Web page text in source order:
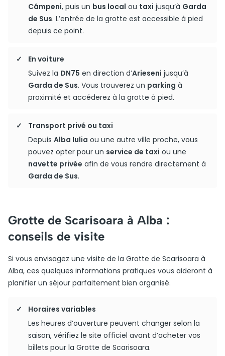
Câmpeni, puis un bus local ou taxi jusqu’à Garda
de Sus. L’entrée de la grotte est accessible à pied
depuis ce point.
En voiture
Suivez la DN75 en direction d’Arieseni jusqu’à
Garda de Sus. Vous trouverez un parking à
proximité et accéderez à la grotte à pied.
Transport privé ou taxi
Depuis Alba Iulia ou une autre ville proche, vous
pouvez opter pour un service de taxi ou une
navette privée afin de vous rendre directement à
Garda de Sus.
Grotte de Scarisoara à Alba :
conseils de visite
Si vous envisagez une visite de la Grotte de Scarisoara à
Alba, ces quelques informations pratiques vous aideront à
planifier un séjour parfaitement bien organisé.
Horaires variables
Les heures d’ouverture peuvent changer selon la
saison, vérifiez le site officiel avant d’acheter vos
billets pour la Grotte de Scarisoara.